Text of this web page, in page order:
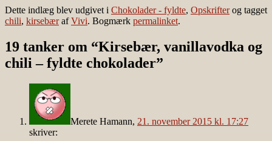
Dette indlæg blev udgivet i Chokolader - fyldte, Opskrifterog tagget
chili, kirsebærafVivi. Bogmærk permalinket.
19 tanker om “Kirsebær, vanillavodka og
chili – fyldte chokolader”
Merete Hamann, 21. november 2015 kl. 17:27
skriver: